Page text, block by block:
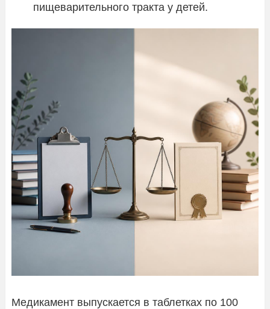
пищеварительного тракта у детей.
Медикамент выпускается в таблетках по 100